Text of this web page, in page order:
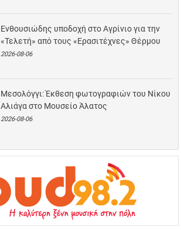
Ενθουσιώδης υποδοχή στο Αγρίνιο για την
«Τελετή» από τους «Ερασιτέχνες» Θέρμου
2026-08-06
Μεσολόγγι: Έκθεση φωτογραφιών του Νίκου
Αλιάγα στο Μουσείο Άλατος
2026-08-06